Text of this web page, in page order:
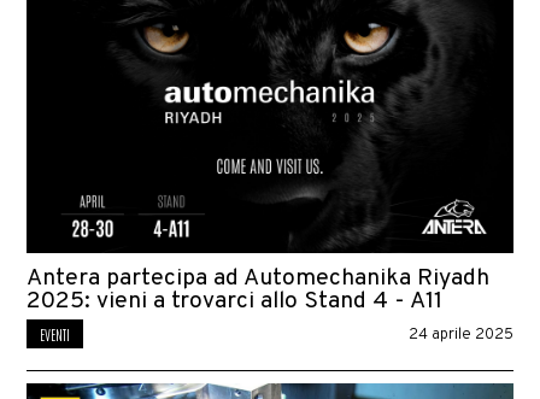
Antera partecipa ad Automechanika Riyadh
2025: vieni a trovarci allo Stand 4 - A11
EVENTI 24 aprile 2025